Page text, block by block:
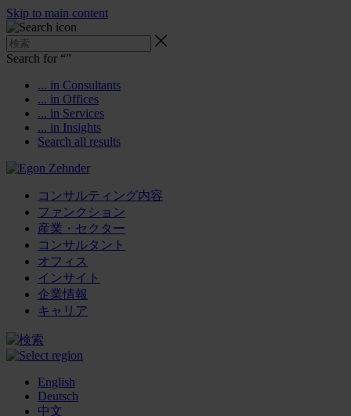
Skip to main content
Search for “”
... in Consultants
... in Offices
... in Services
... in Insights
Search all results
コンサルティング内容
ファンクション
産業・セクター
コンサルタント
オフィス
インサイト
企業情報
キャリア
English
Deutsch
中文